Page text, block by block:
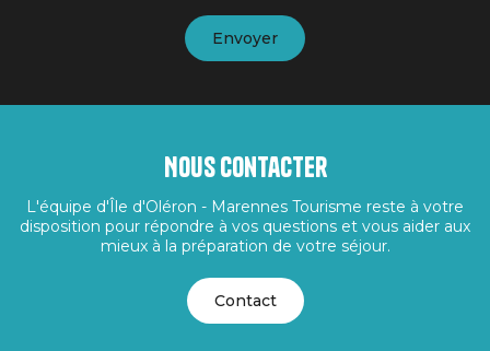
Nous contacter
L'équipe d'Île d'Oléron - Marennes Tourisme reste à votre
disposition pour répondre à vos questions et vous aider aux
mieux à la préparation de votre séjour.
Contact